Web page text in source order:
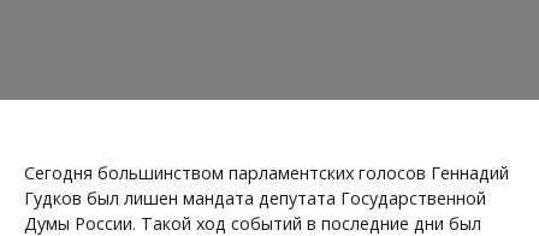
Сегодня большинством парламентских голосов Геннадий
Гудков был лишен мандата депутата Государственной
Думы России. Такой ход событий в последние дни был